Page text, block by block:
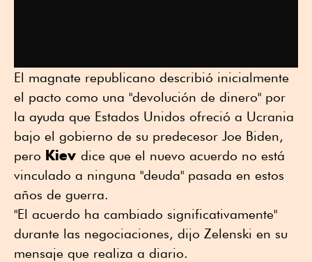
El magnate republicano describió inicialmente
el pacto como una "devolución de dinero" por
la ayuda que Estados Unidos ofreció a Ucrania
bajo el gobierno de su predecesor Joe Biden,
pero Kiev dice que el nuevo acuerdo no está
vinculado a ninguna "deuda" pasada en estos
años de guerra.
"El acuerdo ha cambiado significativamente"
durante las negociaciones, dijo Zelenski en su
mensaje que realiza a diario.